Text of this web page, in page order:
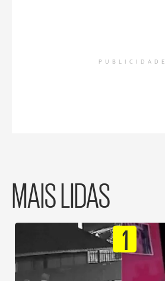
PUBLICIDADE
MAIS LIDAS
1